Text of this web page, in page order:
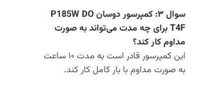
سوال ۳: کمپرسور دوسان P185W DO
T4F برای چه مدت می‌تواند به صورت
مداوم کار کند؟
این کمپرسور قادر است به مدت ۱۰ ساعت
به صورت مداوم با بار کامل کار کند.